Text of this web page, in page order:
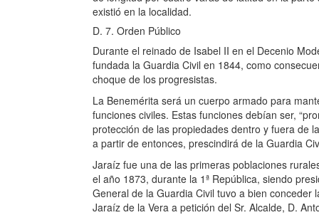
existió en la localidad.
D. 7. Orden Público
Durante el reinado de Isabel II en el Decenio
fundada la Guardia Civil en 1844, como
choque de los progresistas.
La Benemérita será un cuerpo armado para
funciones civiles. Estas funciones debían ser,
protección de las propiedades dentro y fuera de
a partir de entonces, prescindirá de la Guardia
Jaraíz fue una de las primeras poblaciones
el año 1873, durante la 1ª República, siendo
General de la Guardia Civil tuvo a bien conceder
Jaraíz de la Vera a petición del Sr. Alcalde, D.